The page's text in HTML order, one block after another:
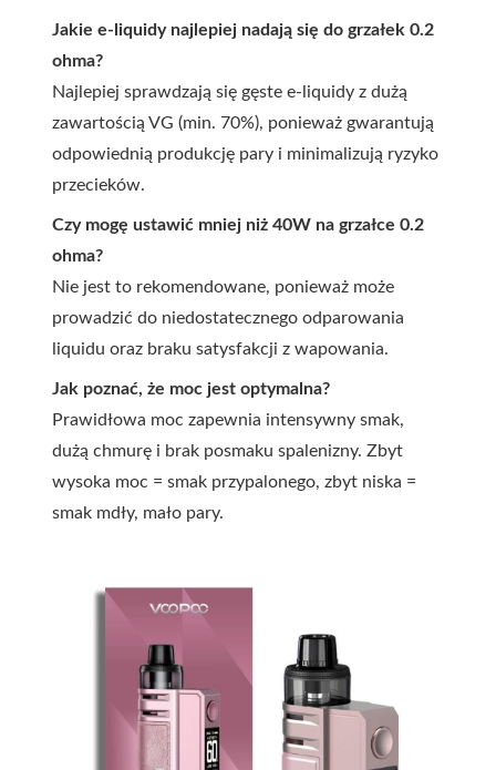
Jakie e-liquidy najlepiej nadają się do grzałek 0.2
ohma?
Najlepiej sprawdzają się gęste e-liquidy z dużą
zawartością VG (min. 70%), ponieważ gwarantują
odpowiednią produkcję pary i minimalizują ryzyko
przecieków.
Czy mogę ustawić mniej niż 40W na grzałce 0.2
ohma?
Nie jest to rekomendowane, ponieważ może
prowadzić do niedostatecznego odparowania
liquidu oraz braku satysfakcji z wapowania.
Jak poznać, że moc jest optymalna?
Prawidłowa moc zapewnia intensywny smak,
dużą chmurę i brak posmaku spalenizny. Zbyt
wysoka moc = smak przypalonego, zbyt niska =
smak mdły, mało pary.